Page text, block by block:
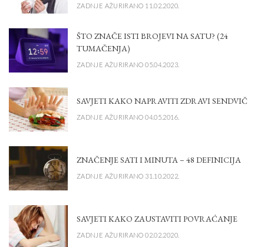
ZADNJE AŽURIRANO 11.02.2020.
ŠTO ZNAČE ISTI BROJEVI NA SATU? (24
TUMAČENJA)
ZADNJE AŽURIRANO 05.04.2023.
SAVJETI KAKO NAPRAVITI ZDRAVI SENDVIČ
ZADNJE AŽURIRANO 04.05.2016.
ZNAČENJE SATI I MINUTA – 48 DEFINICIJA
ZADNJE AŽURIRANO 31.10.2022.
SAVJETI KAKO ZAUSTAVITI POVRAĆANJE
ZADNJE AŽURIRANO 02.02.2020.